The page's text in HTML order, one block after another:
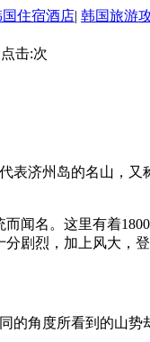
国住宿酒店| 韩国旅游
击:次
济州岛的名山，又
名。这里有着
剧烈，加上风大，
角度所看到的山势